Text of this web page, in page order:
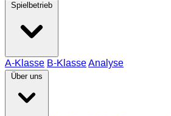
Spielbetrieb
A-Klasse B-KlasseAnalyse
Über uns